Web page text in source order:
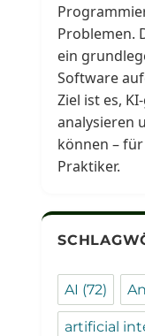
Problemen.
ein
Software
Ziel ist es,
analysieren
können –
Praktiker.
AI (72)
artificial